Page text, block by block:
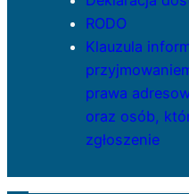
RODO
Klauzula
prawa
oraz osób,
zgłoszenie